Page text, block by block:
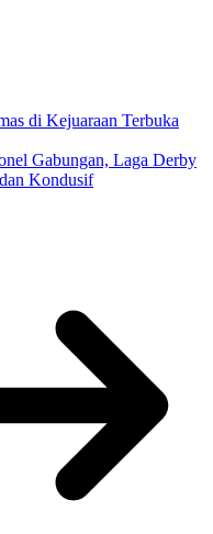
di Kejuaraan Terbuka
Gabungan, Laga Derby
Kondusif